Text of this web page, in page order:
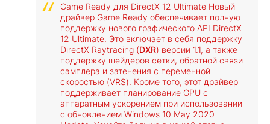
Game Ready для DirectX 12 Ultimate Новый
драйвер Game Ready обеспечивает полную
поддержку нового графического API DirectX
12 Ultimate. Это включает в себя поддержку
DirectX Raytracing (DXR) версии 1.1, а также
поддержку шейдеров сетки, обратной связи
сэмплера и затенения с переменной
скоростью (VRS). Кроме того, этот драйвер
поддерживает планирование GPU с
аппаратным ускорением при использовании
с обновлением Windows 10 May 2020